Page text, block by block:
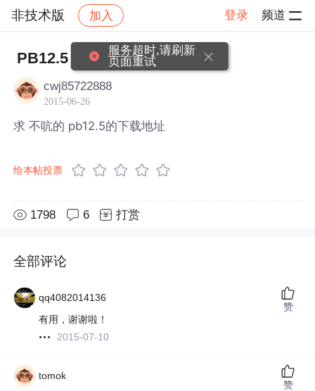
非技术版 加入 登录 频道
社区 非技术版 帖子详情
PB12.5
cwj85722888
2015-06-26
求 不吭的 pb12.5的下载地址
给本帖投票
1798 6 打赏
全部评论
qq4082014136
有用，谢谢啦！
2015-07-10
赞
tomok
赞
服务超时,请刷新
页面重试